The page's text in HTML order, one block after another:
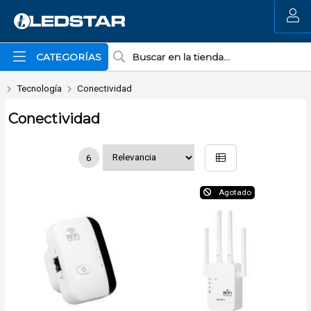
CATEGORÍAS
MI COMPRA
Tecnología Conectividad
Conectividad
6
Agotado